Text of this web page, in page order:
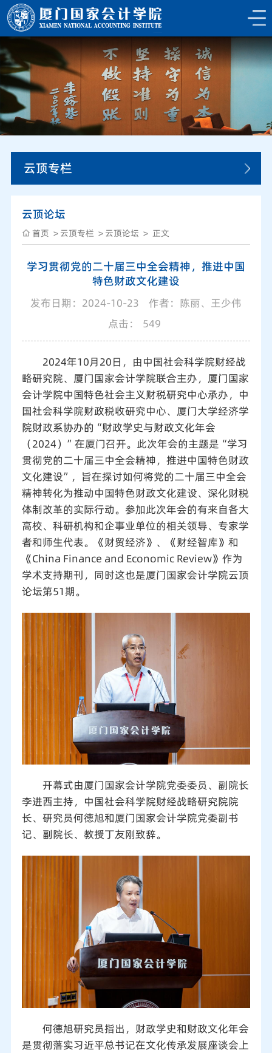
云顶专栏
云顶论坛
首页 云顶专栏 云顶论坛 正文
学习贯彻党的二十届三中全会精神，推进中国
特色财政文化建设
发布日期：2024-10-23
作者：陈丽、王少伟
点击：
549
2024年10月20日，由中国社会科学院财经战
略研究院、厦门国家会计学院联合主办，厦门国家
会计学院中国特色社会主义财税研究中心承办，中
国社会科学院财政税收研究中心、厦门大学经济学
院财政系协办的“财政学史与财政文化年会
（2024）”在厦门召开。此次年会的主题是“学习
贯彻党的二十届三中全会精神，推进中国特色财政
文化建设”，旨在探讨如何将党的二十届三中全会
精神转化为推动中国特色财政文化建设、深化财税
体制改革的实际行动。参加此次年会的有来自各大
高校、科研机构和企事业单位的相关领导、专家学
者和师生代表。《财贸经济》、《财经智库》和
《China Finance and Economic Review》作为
学术支持期刊，同时这也是厦门国家会计学院云顶
论坛第51期。
开幕式由厦门国家会计学院党委委员、副院长
李进西主持，中国社会科学院财经战略研究院院
长、研究员何德旭和厦门国家会计学院党委副书
记、副院长、教授丁友刚致辞。
何德旭研究员指出，财政学史和财政文化年会
是贯彻落实习近平总书记在文化传承发展座谈会上